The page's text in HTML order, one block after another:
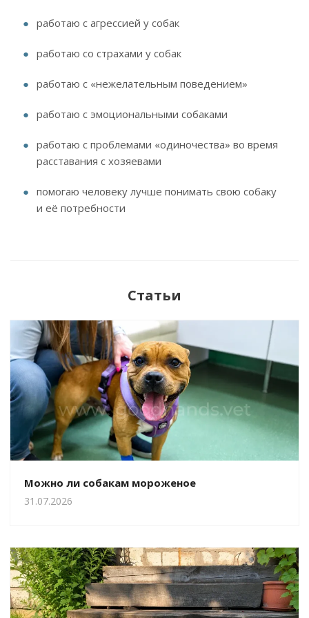
работаю с агрессией у собак
работаю со страхами у собак
работаю с «нежелательным поведением»
работаю с эмоциональными собаками
работаю с проблемами «одиночества» во время
расставания с хозяевами
помогаю человеку лучше понимать свою собаку
и её потребности
Статьи
Можно ли собакам мороженое
31.07.2026